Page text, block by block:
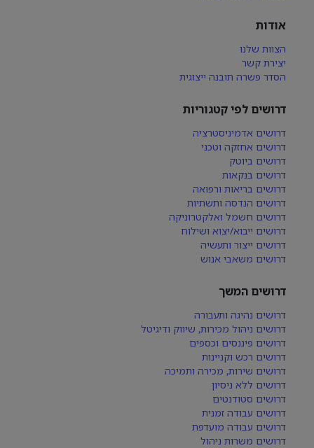
אודות
הצוות שלנו
יצירת קשר
הסדר פשרה תובנה ייצוגית
דרושים לפי קטגוריות
דרושים אדמיניסטרציה
דרושים אחזקה וטכני
דרושים ביוטק
דרושים בנקאות
דרושים בריאות ורפואה
דרושים הנדסה ותשתיות
דרושים חשמל ואלקטרוניקה
דרושים ייבוא/יצוא ושילוח
דרושים ייצור ותעשיה
דרושים משאבי אנוש
דרושים המשך
דרושים נהיגה ותעבורה
דרושים ניהול מכירות, שיווק ודיגיטל
דרושים פיננסים וכספים
דרושים רכש וקניינות
דרושים שירות, מכירה ותמיכה
דרושים ללא ניסיון
דרושים סטודנטים
דרושים עבודה זמנית
דרושים עבודה מועדפת
דרושים משרות ניהול